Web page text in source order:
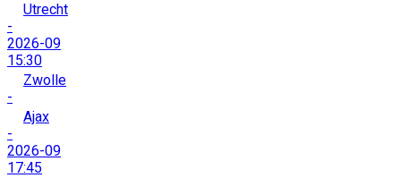
Utrecht
-
2026-09
15:30
Zwolle
-
Ajax
-
2026-09
17:45